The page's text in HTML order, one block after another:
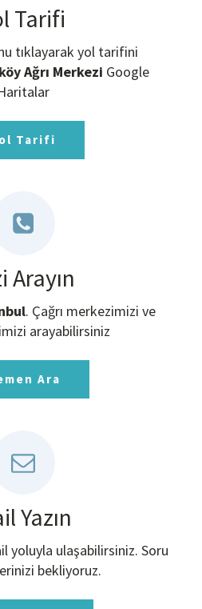
Tarifi
tıklayarak yol tarifini
Ağrı Merkezi Google
Tarifi
Arayın
. Çağrı merkezimizi ve
arayabilirsiniz
Ara
Yazın
yoluyla ulaşabilirsiniz. Soru
bekliyoruz.